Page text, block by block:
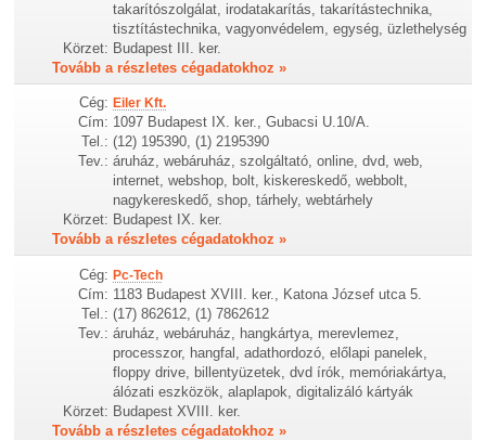
takarítószolgálat, irodatakarítás, takarítástechnika,
tisztítástechnika, vagyonvédelem, egység, üzlethelység
Körzet: Budapest III. ker.
Tovább a részletes cégadatokhoz »
Cég: Eiler Kft.
Cím: 1097 Budapest IX. ker., Gubacsi U.10/A.
Tel.: (12) 195390, (1) 2195390
Tev.: áruház, webáruház, szolgáltató, online, dvd, web,
internet, webshop, bolt, kiskereskedő, webbolt,
nagykereskedő, shop, tárhely, webtárhely
Körzet: Budapest IX. ker.
Tovább a részletes cégadatokhoz »
Cég: Pc-Tech
Cím: 1183 Budapest XVIII. ker., Katona József utca 5.
Tel.: (17) 862612, (1) 7862612
Tev.: áruház, webáruház, hangkártya, merevlemez,
processzor, hangfal, adathordozó, előlapi panelek,
floppy drive, billentyüzetek, dvd írók, memóriakártya,
álózati eszközök, alaplapok, digitalizáló kártyák
Körzet: Budapest XVIII. ker.
Tovább a részletes cégadatokhoz »